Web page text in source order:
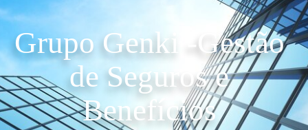
Grupo Genki -Gestão
de Seguros e
Benefícios